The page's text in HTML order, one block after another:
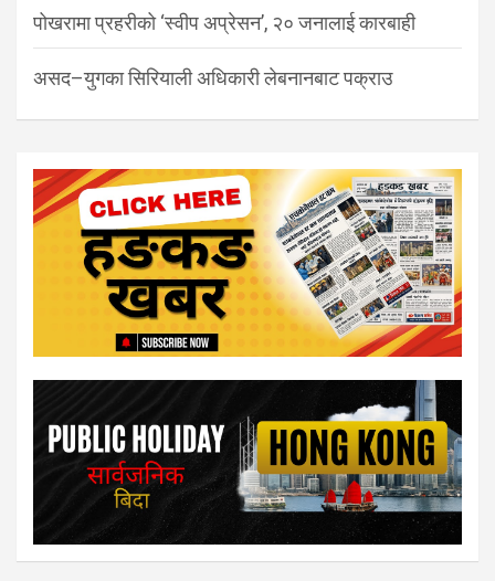
पोखरामा प्रहरीको ‘स्वीप अप्रेसन’, २० जनालाई कारबाही
असद–युगका सिरियाली अधिकारी लेबनानबाट पक्राउ